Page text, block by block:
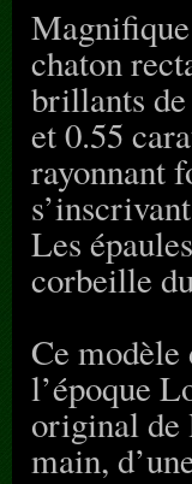
chaton
brillants
et 0.55
rayonnant
Les
corbeille
Ce modèle
l’époque
original de
main,